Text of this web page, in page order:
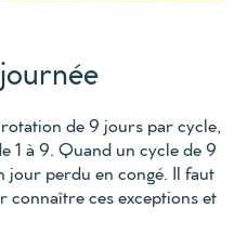
de 9 jours par cycle,
1 à 9. Quand un cycle de 9
jour perdu en congé. Il faut
connaître ces exceptions et